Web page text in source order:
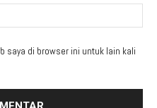
saya di browser ini untuk lain kali